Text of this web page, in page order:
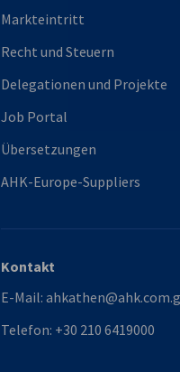
Markteintritt
Recht und Steuern
Delegationen und Projekte
Job Portal
Übersetzungen
AHK-Europe-Suppliers
Kontakt
E-Mail:
Telefon: +30 210 6419000